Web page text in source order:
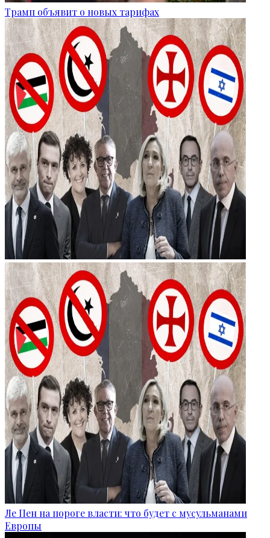
Трамп объявит о новых тарифах
Ле Пен на пороге власти: что будет с мусульманами
Европы